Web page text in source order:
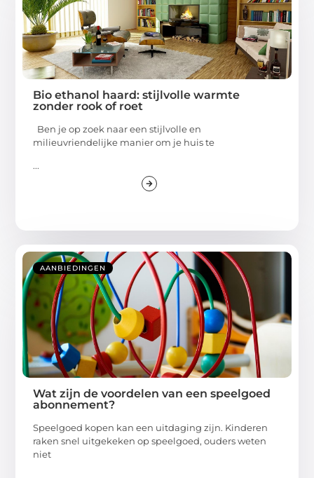
Bio ethanol haard: stijlvolle warmte
zonder rook of roet
Ben je op zoek naar een stijlvolle en
milieuvriendelijke manier om je huis te
...
AANBIEDINGEN
Wat zijn de voordelen van een speelgoed
abonnement?
Speelgoed kopen kan een uitdaging zijn. Kinderen
raken snel uitgekeken op speelgoed, ouders weten
niet